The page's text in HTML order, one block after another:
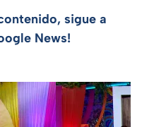
sigue a
News!